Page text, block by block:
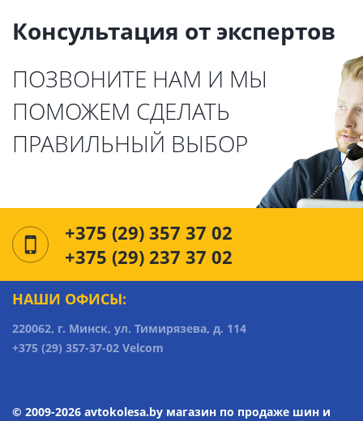
Консультация от экспертов
ПОЗВОНИТЕ НАМ И МЫ
ПОМОЖЕМ СДЕЛАТЬ
ПРАВИЛЬНЫЙ ВЫБОР
+375 (29) 357 37 02
+375 (29) 237 37 02
НАШИ ОФИСЫ:
220062, г. Минск, ул. Тимирязева, д. 114
+375 (29) 357-37-02 Velcom
© 2009-2026 avtokolesa.by магазин по продаже шин и